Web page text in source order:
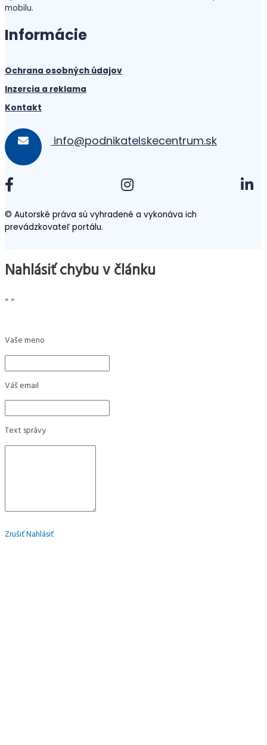
mobilu.
Informácie
Ochrana osobných údajov
Inzercia a reklama
Kontakt
info@podnikatelskecentrum.sk
© Autorské práva sú vyhradené a vykonáva ich
prevádzkovateľ portálu.
Nahlásiť chybu v článku
«»
Vaše meno
Váš email
Text správy
ZrušiťNahlásiť